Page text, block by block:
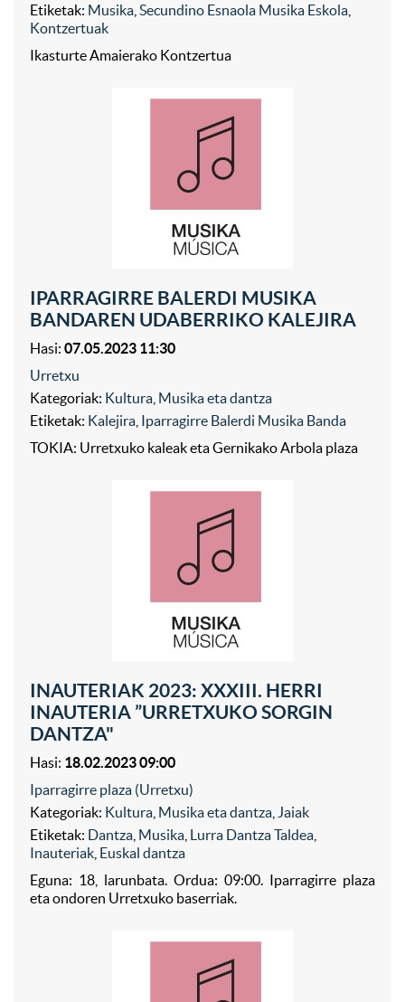
Etiketak: Musika Secundino Esnaola Musika Eskola
Kontzertuak
Ikasturte Amaierako Kontzertua
IPARRAGIRRE BALERDI MUSIKA
BANDAREN UDABERRIKO KALEJIRA
Hasi: 07.05.2023 11:30
Urretxu
Kategoriak: Kultura Musika eta dantza
Etiketak: Kalejira Iparragirre Balerdi Musika Banda
TOKIA: Urretxuko kaleak eta Gernikako Arbola plaza
INAUTERIAK 2023: XXXIII. HERRI
INAUTERIA ”URRETXUKO SORGIN
DANTZA"
Hasi: 18.02.2023 09:00
Iparragirre plaza (Urretxu)
Kategoriak: Kultura Musika eta dantza Jaiak
Etiketak: Dantza Musika Lurra Dantza Taldea
Inauteriak Euskal dantza
Eguna: 18, larunbata. Ordua: 09:00. Iparragirre plaza
eta ondoren Urretxuko baserriak.